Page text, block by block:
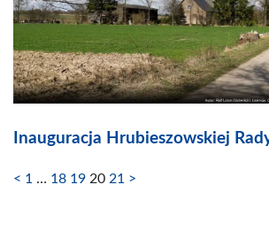
Inauguracja Hrubieszowskiej
< 1 … 18 19 20 21 >